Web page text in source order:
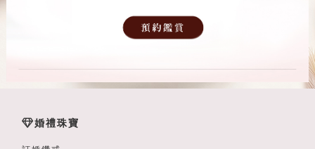
婚禮珠寶